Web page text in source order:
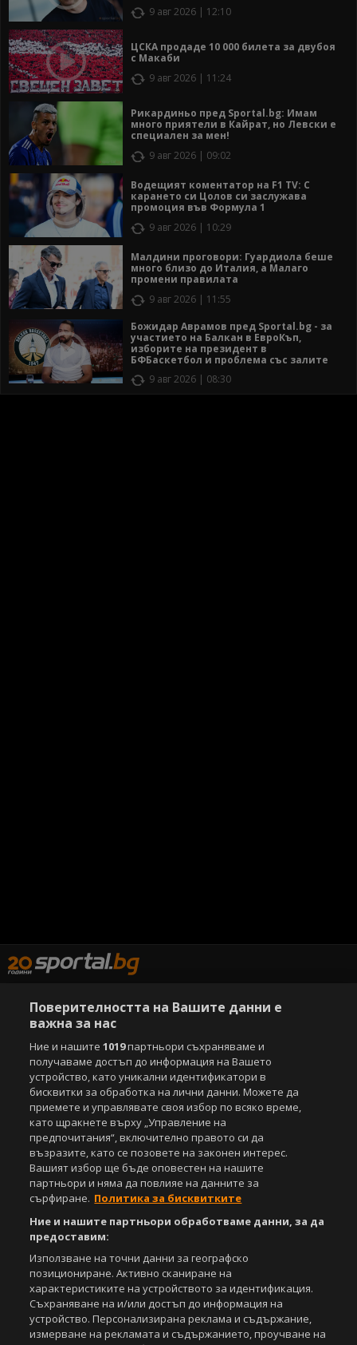
9 авг 2026 | 12:10
ЦСКА продаде 10 000 билета за двубоя
с Макаби
9 авг 2026 | 11:24
Рикардиньо пред Sportal.bg: Имам
много приятели в Кайрат, но Левски е
специален за мен!
9 авг 2026 | 09:02
Водещият коментатор на F1 TV: С
карането си Цолов си заслужава
промоция във Формула 1
9 авг 2026 | 10:29
Малдини проговори: Гуардиола беше
много близо до Италия, а Малаго
промени правилата
9 авг 2026 | 11:55
Божидар Аврамов пред Sportal.bg - за
участието на Балкан в ЕвроКъп,
изборите на президент в
БФБаскетбол и проблема със залите
9 авг 2026 | 08:30
Copyright © 2007-2026 Агенция Спортал. Всички права запазени.
За нас Екип За рекламa
Общи условия
Етични правила на НСС
Лични данни
Управление на предпочитания
Съдържанието на този уеб сайт и технологиите, използвани в него, са
под закрила на Закона за авторското право и сродните му права.
Всички статии, репортажи, интервюта и други текстови, графични и
видео материали, публикувани в сайта, са собственост на Агенция
Спортал, освен ако изрично е посочено друго. Допуска се
публикуване на текстови материали само след писмено съгласие на
Агенция Спортал, посочване на източника и добавяне на линк към
www.sportal.bg. Използването на графични и видео материали,
санкционирани с цялата строгост на закона.
СвалиБЕЗПЛАТНОТОприложение за:
Android
Поверителността на Вашите данни е
важна за нас
Ние и нашите1019партньори съхраняваме и
получаваме достъп до информация на Вашето
устройство, като уникални идентификатори в
бисквитки за обработка на лични данни. Можете да
приемете и управлявате своя избор по всяко време,
като щракнете върху „Управление на
предпочитания“, включително правото си да
възразите, като се позовете на законен интерес.
Вашият избор ще бъде оповестен на нашите
партньори и няма да повлияе на данните за
сърфиране. Политика за бисквитките
Ние и нашите партньори обработваме данни, за да
предоставим:
Използване на точни данни за географско
позициониране. Активно сканиране на
характеристиките на устройството за идентификация.
Съхраняване на и/или достъп до информация на
устройство. Персонализирана реклама и съдържание,
измерване на рекламата и съдържанието, проучване на